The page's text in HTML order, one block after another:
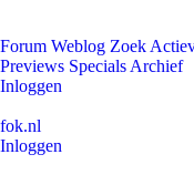
Forum Weblog Zoek
Previews Specials Archief
Inloggen
fok.nl
Inloggen